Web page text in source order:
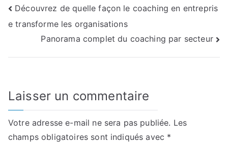
Navigation
de
l’article
Découvrez de quelle façon le coaching en entrepris
e transforme les organisations
Panorama complet du coaching par secteur
Laisser un commentaire
Votre adresse e-mail ne sera pas publiée. Les
champs obligatoires sont indiqués avec *